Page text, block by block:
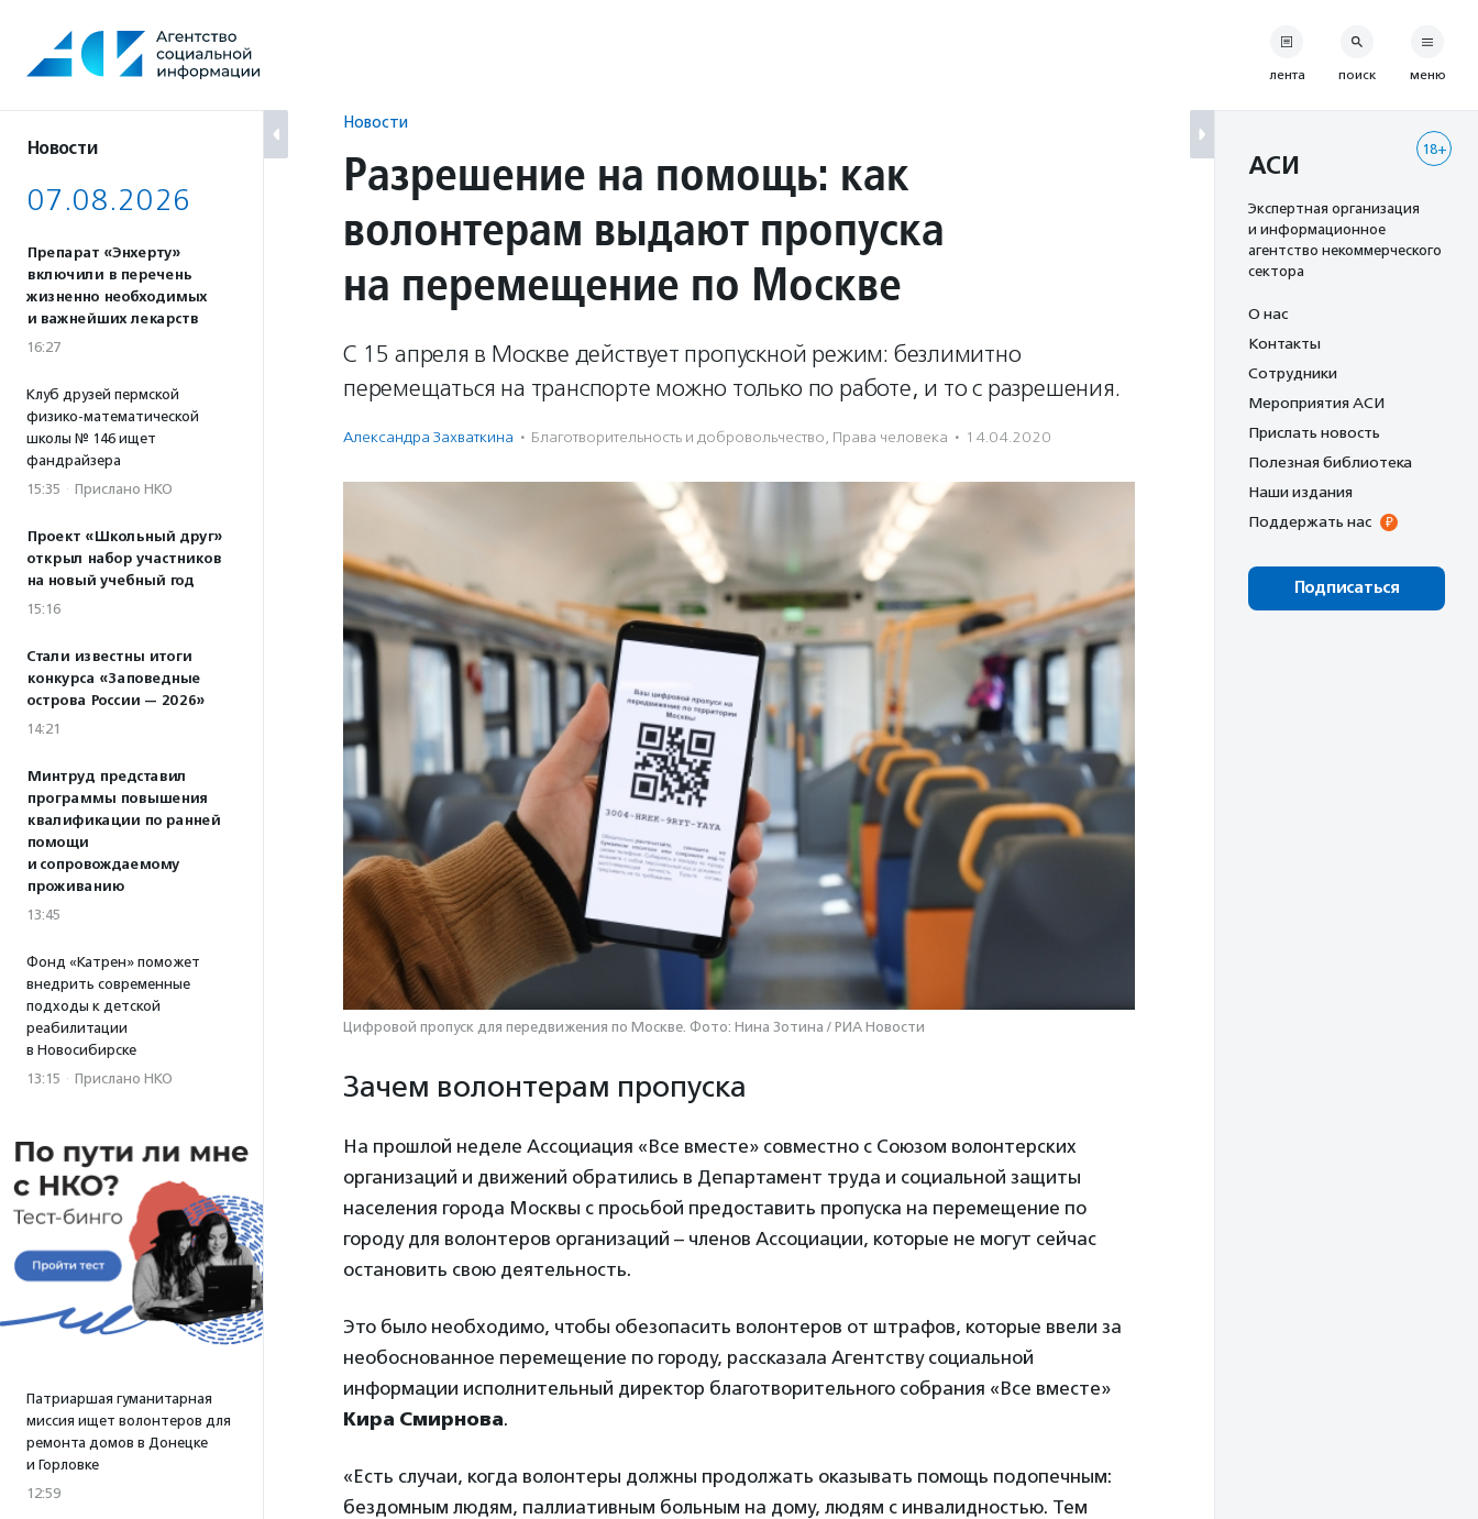
содержанию
Новости
07.08.2026
Препарат «Энхерту»
включили в перечень
жизненно необходимых
и важнейших лекарств
16:27
Клуб друзей пермской
физико-математической
школы № 146 ищет
фандрайзера
15:35 · Прислано НКО
Проект «Школьный друг»
открыл набор участников
на новый учебный год
15:16
Стали известны итоги
конкурса «Заповедные
острова России — 2026»
14:21
Минтруд представил
программы повышения
квалификации по ранней
помощи
и сопровождаемому
проживанию
13:45
Фонд «Катрен» поможет
внедрить современные
подходы к детской
реабилитации
в Новосибирске
13:15 · Прислано НКО
Патриаршая гуманитарная
миссия ищет волонтеров для
ремонта домов в Донецке
и Горловке
12:59
Новости
Разрешение на помощь: как
волонтерам выдают пропуска
на перемещение по Москве
С 15 апреля в Москве действует пропускной режим: безлимитно
перемещаться на транспорте можно только по работе, и то с разрешения.
Александра Захваткина · Благотвори­тель­ность и доброволь­чест­во, Права человека · 14.04.2020
Цифровой пропуск для передвижения по Москве. Фото: Нина Зотина / РИА Новости
Зачем волонтерам пропуска
На прошлой неделе Ассоциация «Все вместе» совместно с Союзом волонтерских
организаций и движений обратились в Департамент труда и социальной защиты
населения города Москвы с просьбой предоставить пропуска на перемещение по
городу для волонтеров организаций – членов Ассоциации, которые не могут сейчас
остановить свою деятельность.
Это было необходимо, чтобы обезопасить волонтеров от штрафов, которые ввели за
необоснованное перемещение по городу, рассказала Агентству социальной
информации исполнительный директор благотворительного собрания «Все вместе»
Кира Смирнова.
«Есть случаи, когда волонтеры должны продолжать оказывать помощь подопечным:
бездомным людям, паллиативным больным на дому, людям с инвалидностью. Тем
лента поиск меню
18+
АСИ
Экспертная организация
и информационное
агентство некоммерческого
сектора
О нас
Контакты
Сотрудники
Мероприятия АСИ
Прислать новость
Полезная библиотека
Наши издания
Поддержать нас
Подписаться